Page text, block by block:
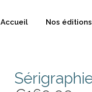
Accueil Nos éditions